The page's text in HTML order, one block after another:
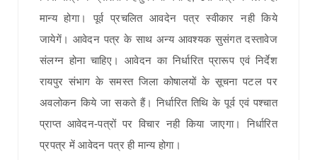
मान्य होगा। पूर्व प्रचलित आवदेन पत्र स्वीकार नही किये
जायेगें। आवेदन पत्र के साथ अन्य आवश्यक सुसंगत दस्तावेज
संलग्न होना चाहिए। आवेदन का निर्धारित प्रारूप एवं निर्देश
रायपुर संभाग के समस्त जिला कोषालयों के सूचना पटल पर
अवलोकन किये जा सकते हैं। निर्धारित तिथि के पूर्व एवं पश्चात
प्राप्त आवेदन-पत्रों पर विचार नही किया जाएगा। निर्धारित
प्रपत्र में आवेदन पत्र ही मान्य होगा।